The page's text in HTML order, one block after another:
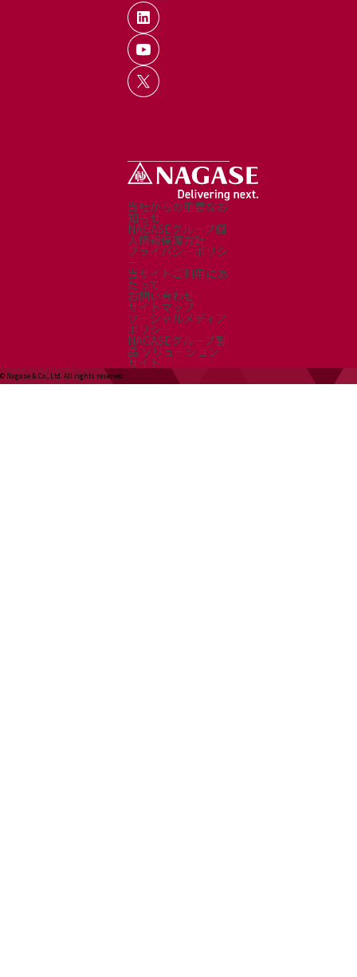
当社からの重要なお
知らせ
NAGASEグループ個
人情報保護方針
プライバシーポリシ
ー
当サイトご利用にあ
たって
お問い合わせ
サイトマップ
ソーシャルメディア
ポリシー
NAGASEグループ製
品 ソリューション
サイト
© Nagase & Co., Ltd. All rights reserved.